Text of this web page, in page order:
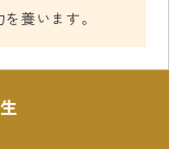
養います。